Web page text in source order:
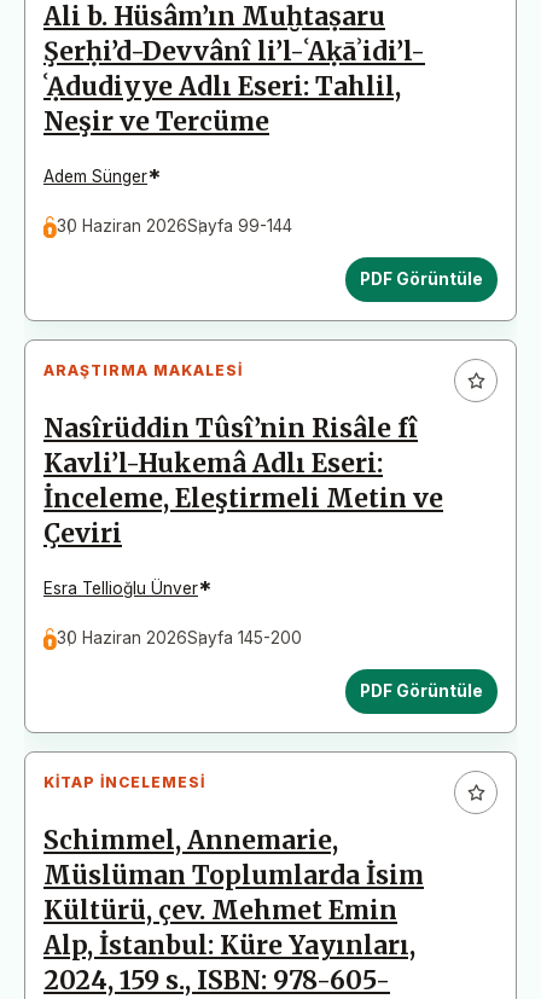
Ali b. Hüsâm’ın Muḫtaṣaru
Şerḥi’d-Devvânî li’l-ʿAḳāʾidi’l-
ʿẠdudiyye Adlı Eseri: Tahlil,
Neşir ve Tercüme
Adem Sünger*
30 Haziran 2026Sayfa 99-144
PDF Görüntüle
ARAŞTIRMA MAKALESI
Nasîrüddin Tûsî’nin Risâle fî
Kavli’l-Hukemâ Adlı Eseri:
İnceleme, Eleştirmeli Metin ve
Çeviri
Esra Tellioğlu Ünver*
30 Haziran 2026Sayfa 145-200
PDF Görüntüle
KITAP İNCELEMESI
Schimmel, Annemarie,
Müslüman Toplumlarda İsim
Kültürü, çev. Mehmet Emin
Alp, İstanbul: Küre Yayınları,
2024, 159 s., ISBN: 978-605-